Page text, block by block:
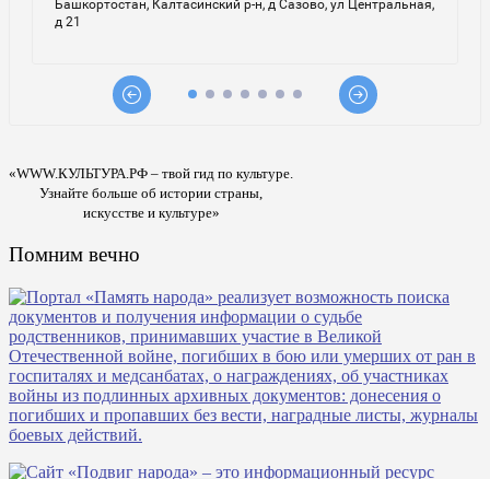
«WWW.КУЛЬТУРА.РФ – твой гид по культуре.
Узнайте больше об истории страны,
искусстве и культуре»
Помним вечно